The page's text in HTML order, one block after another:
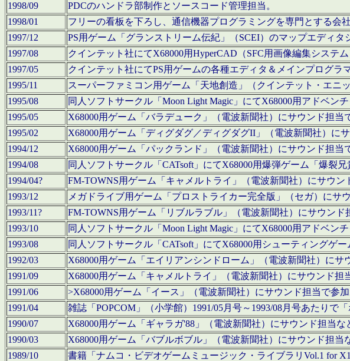
1998/09
PDCのハンドラ部制作とソースコード管理担当。
1998/01
フリーの看板を下ろし、通信機器プログラミングを専門とする会社
1997/12
PS用ゲーム「グランストリーム伝紀」（SCEI）のマップエディタ
1997/08
クインテット社にてX68000用HyperCAD（SFC用画像編集システ
1997/05
クインテット社にてPS用ゲームの各種エディタ＆メインプログラ
1995/11
スーパーファミコン用ゲーム「天地創造」（クインテット・エ
1995/08
同人ソフトサークル「Moon Light Magic」にてX68000用アドベン
1995/05
X68000用ゲーム「バラデューク」（電波新聞社）にサウンド担当
1995/02
X68000用ゲーム「ディグダグ／ディグダグII」（電波新聞社）に
1994/12
X68000用ゲーム「パックランド」（電波新聞社）にサウンド担当
1994/08
同人ソフトサークル「CATsoft」にてX68000用爆弾ゲーム「爆裂
1994/04?
FM-TOWNS用ゲーム「キャメルトライ」（電波新聞社）にサウン
1993/12
メガドライブ用ゲーム「プロストライカー完全版」（セガ）にサ
1993/11?
FM-TOWNS用ゲーム「リブルラブル」（電波新聞社）にサウンド
1993/10
同人ソフトサークル「Moon Light Magic」にてX68000用アドベ
1993/08
同人ソフトサークル「CATsoft」にてX68000用シューティングゲ
1992/03
X68000用ゲーム「エイリアンシンドローム」（電波新聞社）にサ
1991/09
X68000用ゲーム「キャメルトライ」（電波新聞社）にサウンド担
1991/06
>X68000用ゲーム「イース」（電波新聞社）にサウンド担当で参加
1991/04
雑誌「POPCOM」（小学館）1991/05月号～1993/08月号あたり
1990/07
X68000用ゲーム「ギャラガ'88」（電波新聞社）にサウンド担当な
1990/03
X68000用ゲーム「バブルボブル」（電波新聞社）にサウンド担当
1989/10
書籍「ナムコ・ビデオゲームミュージック・ライブラリVol.1 for